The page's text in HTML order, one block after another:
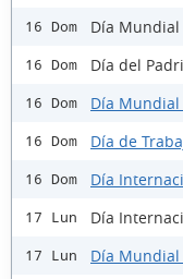
16 Dom Día
16 Dom Día del
16 Dom Día Mundial
16 Dom Día de
16 Dom Día
17 Lun Día
17 Lun Día